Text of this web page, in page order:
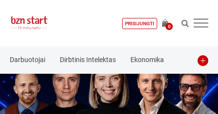
PRISIJUNGTI
0
Darbuotojai Dirbtinis Intelektas Ekonomika
Finansai Investavimas Kibernetinis saugumas
Kriptovaliutos Marketingas Pardavimai
Startuolis Technologijos Teisė Vadyba